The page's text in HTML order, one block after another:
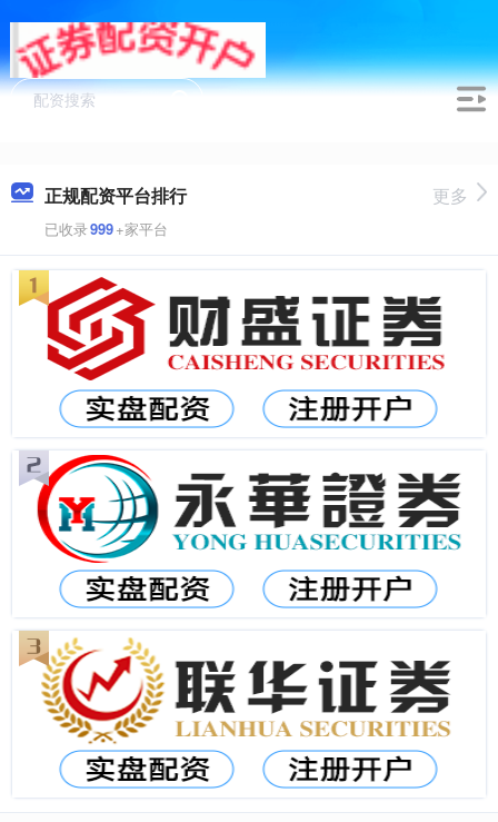
正规配资平台排行
已收录999+家平台
更多